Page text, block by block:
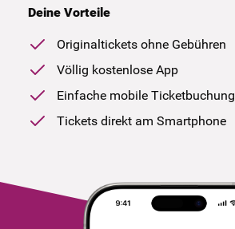
Deine Vorteile
Originaltickets ohne Gebühren
Völlig kostenlose App
Einfache mobile Ticketbuchung
Tickets direkt am Smartphone